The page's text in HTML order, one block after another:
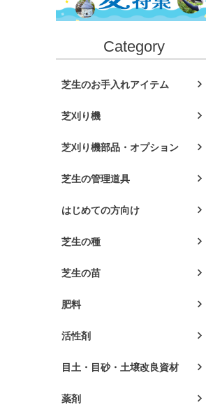
Category
芝生のお手入れアイテム
芝刈り機
芝刈り機部品・オプション
芝生の管理道具
はじめての方向け
芝生の種
芝生の苗
肥料
活性剤
目土・目砂・土壌改良資材
薬剤